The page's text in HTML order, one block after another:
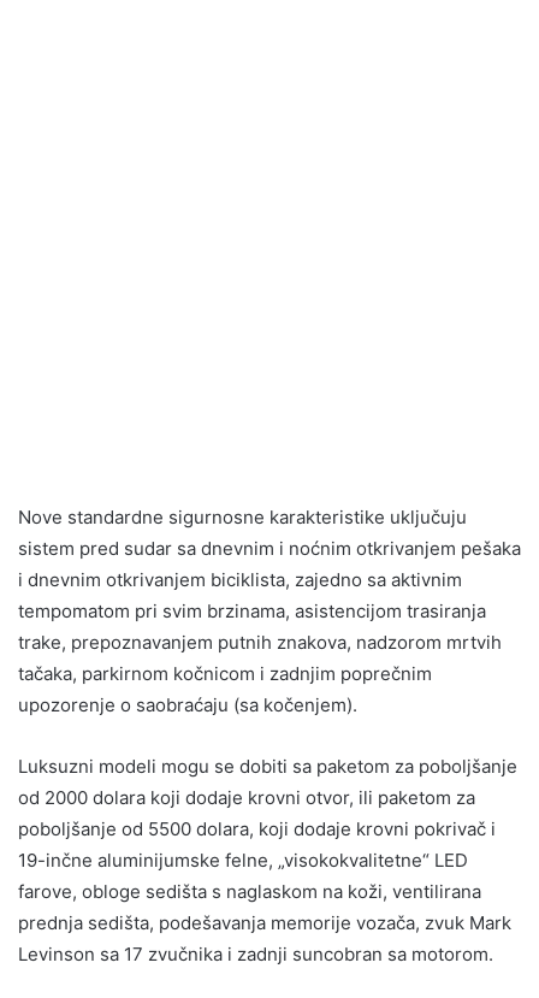
Nove standardne sigurnosne karakteristike uključuju
sistem pred sudar sa dnevnim i noćnim otkrivanjem pešaka
i dnevnim otkrivanjem biciklista, zajedno sa aktivnim
tempomatom pri svim brzinama, asistencijom trasiranja
trake, prepoznavanjem putnih znakova, nadzorom mrtvih
tačaka, parkirnom kočnicom i zadnjim poprečnim
upozorenje o saobraćaju (sa kočenjem).
Luksuzni modeli mogu se dobiti sa paketom za poboljšanje
od 2000 dolara koji dodaje krovni otvor, ili paketom za
poboljšanje od 5500 dolara, koji dodaje krovni pokrivač i
19-inčne aluminijumske felne, „visokokvalitetne“ LED
farove, obloge sedišta s naglaskom na koži, ventilirana
prednja sedišta, podešavanja memorije vozača, zvuk Mark
Levinson sa 17 zvučnika i zadnji suncobran sa motorom.